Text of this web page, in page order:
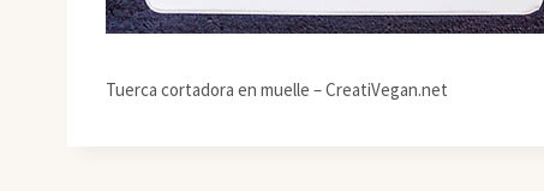
Tuerca cortadora en muelle – CreatiVegan.net